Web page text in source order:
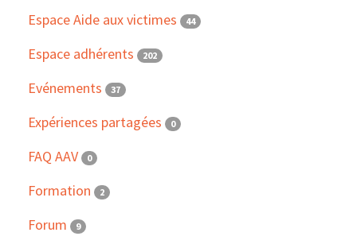
Espace Aide aux victimes 44
Espace adhérents 202
Evénements 37
Expériences partagées 0
FAQ AAV 0
Formation 2
Forum 9